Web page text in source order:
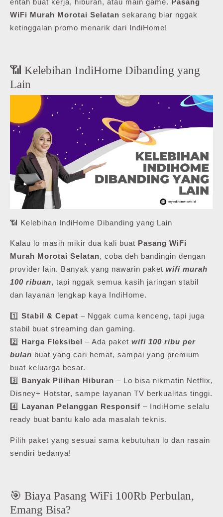
WiFi Murah Morotai Selatan sekarang biar nggak
ketinggalan promo menarik dari IndiHome!
📶 Kelebihan IndiHome Dibanding yang
Lain
📶 Kelebihan IndiHome Dibanding yang Lain
Kalau lo masih mikir dua kali buat Pasang WiFi
Murah Morotai Selatan, coba deh bandingin dengan
provider lain. Banyak yang nawarin paket wifi murah
100 ribuan, tapi nggak semua kasih jaringan stabil
dan layanan lengkap kaya IndiHome.
1️⃣ Stabil & Cepat – Nggak cuma kenceng, tapi juga
stabil buat streaming dan gaming.
2️⃣ Harga Fleksibel – Ada paket wifi 100 ribu per
bulan buat yang cari hemat, sampai yang premium
buat keluarga besar.
3️⃣ Banyak Pilihan Hiburan – Lo bisa nikmatin Netflix,
Disney+ Hotstar, sampe layanan TV berkualitas tinggi.
4️⃣ Layanan Pelanggan Responsif – IndiHome selalu
ready buat bantu kalo ada masalah teknis.
Pilih paket yang sesuai sama kebutuhan lo dan rasain
sendiri bedanya!
🎯 Biaya Pasang WiFi 100Rb Perbulan,
Emang Bisa?